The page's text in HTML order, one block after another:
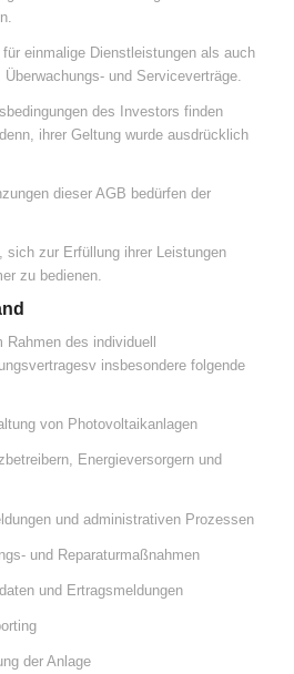
einmalige Dienstleistungen als auch
und Serviceverträge.
des Investors finden
ihrer Geltung wurde ausdrücklich
dieser AGB bedürfen der
zur Erfüllung ihrer Leistungen
zu bedienen.
des individuell
insbesondere folgende
von Photovoltaikanlagen
Energieversorgern und
und administrativen Prozessen
und Reparaturmaßnahmen
und Ertragsmeldungen
der Anlage